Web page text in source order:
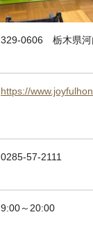
329-0606 栃木県河
https://
0285-57-2111
9:00～20:00